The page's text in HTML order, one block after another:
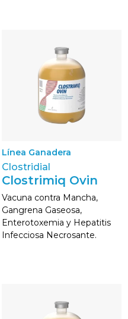
Línea Ganadera
Clostridial
Clostrimiq Ovin
Vacuna contra Mancha,
Gangrena Gaseosa,
Enterotoxemia y Hepatitis
Infecciosa Necrosante.